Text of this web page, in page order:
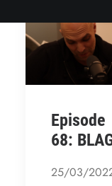
Episode
68:
25/03/